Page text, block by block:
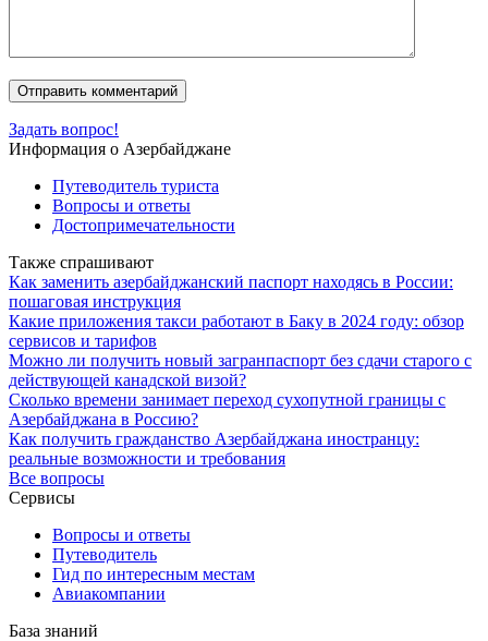
Задать вопрос!
Информация о Азербайджане
Путеводитель туриста
Вопросы и ответы
Достопримечательности
Также спрашивают
Как заменить азербайджанский паспорт находясь в России:
пошаговая инструкция
Какие приложения такси работают в Баку в 2024 году: обзор
сервисов и тарифов
Можно ли получить новый загранпаспорт без сдачи старого с
действующей канадской визой?
Сколько времени занимает переход сухопутной границы с
Азербайджана в Россию?
Как получить гражданство Азербайджана иностранцу:
реальные возможности и требования
Все вопросы
Сервисы
Вопросы и ответы
Путеводитель
Гид по интересным местам
Авиакомпании
База знаний